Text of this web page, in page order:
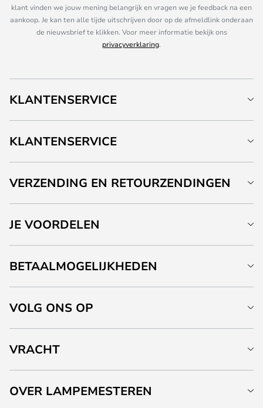
klant vinden we jouw mening belangrijk en vragen we je feedback na een
aankoop. Je kan ten alle tijde uitschrijven door op de afmeldlink onderaan
de nieuwsbrief te klikken. Voor meer informatie bekijk ons
privacyverklaring.
KLANTENSERVICE
KLANTENSERVICE
VERZENDING EN RETOURZENDINGEN
JE VOORDELEN
BETAALMOGELIJKHEDEN
VOLG ONS OP
VRACHT
OVER LAMPEMESTEREN